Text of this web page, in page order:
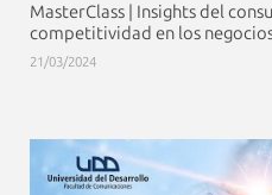
MasterClass | Insights del
competitividad en los
21/03/2024